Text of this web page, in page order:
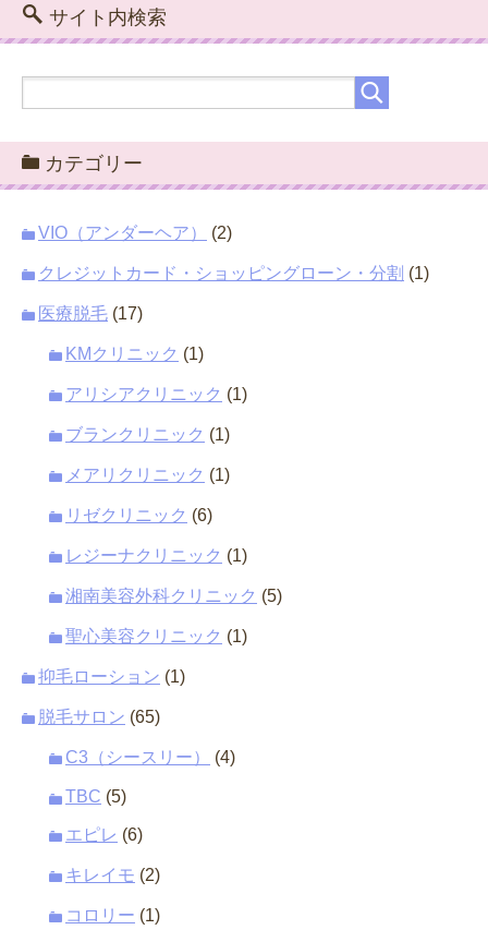
サイト内検索
カテゴリー
VIO（アンダーヘア） (2)
クレジットカード・ショッピングローン・分割 (1)
医療脱毛 (17)
KMクリニック (1)
アリシアクリニック (1)
ブランクリニック (1)
メアリクリニック (1)
リゼクリニック (6)
レジーナクリニック (1)
湘南美容外科クリニック (5)
聖心美容クリニック (1)
抑毛ローション (1)
脱毛サロン (65)
C3（シースリー） (4)
TBC (5)
エピレ (6)
キレイモ (2)
コロリー (1)